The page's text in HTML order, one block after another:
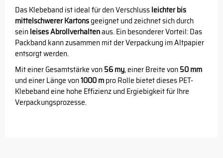
Das Klebeband ist ideal für den Verschlussleichter bis
mittelschwerer Kartonsgeeignet und zeichnet sich durch
seinleises Abrollverhaltenaus. Ein besonderer Vorteil: Das
Packband kann zusammen mit der Verpackung im Altpapier
entsorgt werden.
Mit einer Gesamtstärke von56 my, einer Breite von50 mm
und einer Länge von1000 mpro Rolle bietet dieses PET-
Klebeband eine hohe Effizienz und Ergiebigkeit für Ihre
Verpackungsprozesse.